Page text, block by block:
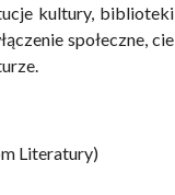
kultury,
społeczne,
Literatury)